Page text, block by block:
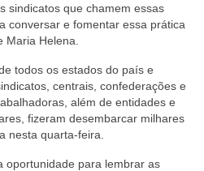
sindicatos que chamem essas
conversar e fomentar essa prática
Maria Helena.
todos os estados do país e
centrais, confederações e
além de entidades e
fizeram desembarcar milhares
nesta quarta-feira.
oportunidade para lembrar as